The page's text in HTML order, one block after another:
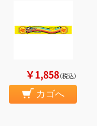
￥1,858（税込）
カゴへ